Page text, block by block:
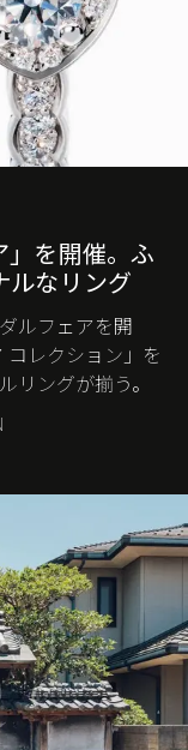
」を開催。ふ
ルなリング
ルフェアを開
レクション」を
リングが揃う。